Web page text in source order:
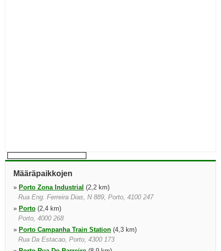
Määräpaikkojen
» Porto Zona Industrial (2,2 km)
Rua Eng. Ferreira Dias, N 889, Porto, 4100 247
» Porto (2,4 km)
Porto, 4000 268
» Porto Campanha Train Station (4,3 km)
Rua Da Estacao, Porto, 4300 173